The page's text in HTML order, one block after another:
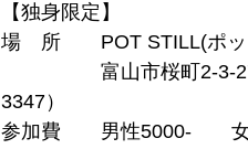
【独身限定】
場 所 POT STILL(ポッ
富山市桜町2-3-27
3347）
参加費 男性5000-